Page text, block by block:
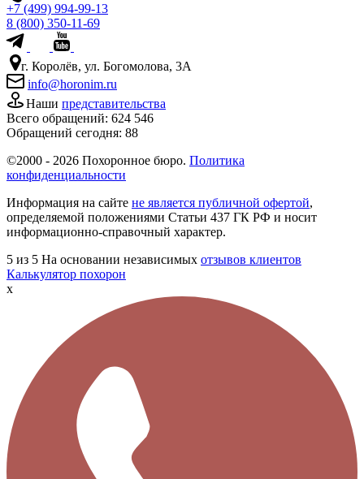
+7 (499) 994-99-13
8 (800) 350-11-69
г. Королёв, ул. Богомолова, 3А
info@horonim.ru
Наши представительства
Всего обращений: 624 546
Обращений сегодня: 88
©2000 - 2026 Похоронное бюро. Политика
конфиденциальности
Информация на сайте не является публичной офертой,
определяемой положениями Статьи 437 ГК РФ и носит
информационно-справочный характер.
5 из 5 На основании независимых отзывов клиентов
Калькулятор похорон
x